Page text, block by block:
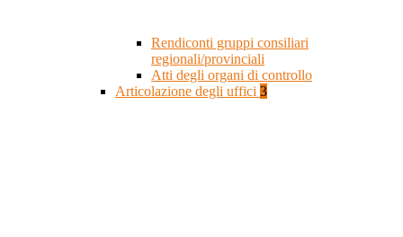
Rendiconti gruppi consiliari
regionali/provinciali
Atti degli organi di controllo
Articolazione degli uffici 3